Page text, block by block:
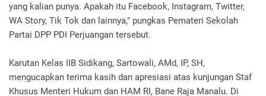
yang kalian punya. Apakah itu Facebook, Instagram, Twitter,
WA Story, Tik Tok dan lainnya," pungkas Pemateri Sekolah
Partai DPP PDI Perjuangan tersebut.
Karutan Kelas IIB Sidikang, Sartowali, AMd, IP, SH,
mengucapkan terima kasih dan apresiasi atas kunjungan Staf
Khusus Menteri Hukum dan HAM RI, Bane Raja Manalu. Di